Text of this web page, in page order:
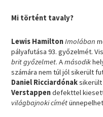
Mi történt tavaly?
Lewis HamiltonImolában
pályafutása 93. győzelmét.
brit győzelmet. Amásodik
számára nem túl jól sikerült
Daniel Ricciardónaksikerült
Verstappendefekttel
világbajnoki címét